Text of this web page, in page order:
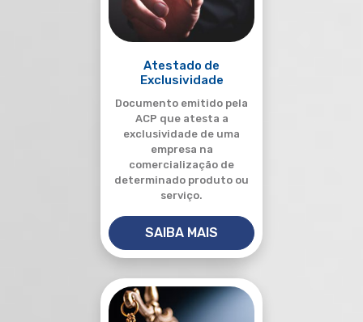
Atestado de
Exclusividade
Documento emitido pela
ACP que atesta a
exclusividade de uma
empresa na
comercialização de
determinado produto ou
serviço.
SAIBA MAIS